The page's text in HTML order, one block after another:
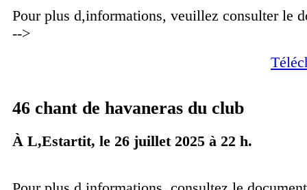
Pour plus d,informations, veuillez consulter le
-->
46 chant de havaneras du club
À L,Estartit, le 26 juillet 2025 à 22 h.